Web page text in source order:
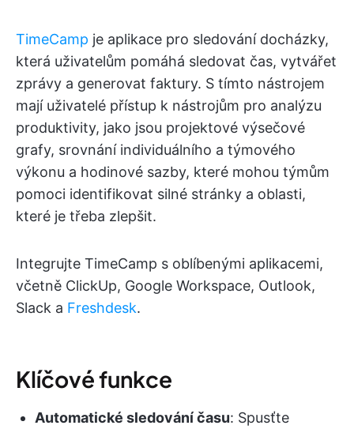
TimeCamp je aplikace pro sledování docházky,
která uživatelům pomáhá sledovat čas, vytvářet
zprávy a generovat faktury. S tímto nástrojem
mají uživatelé přístup k nástrojům pro analýzu
produktivity, jako jsou projektové výsečové
grafy, srovnání individuálního a týmového
výkonu a hodinové sazby, které mohou týmům
pomoci identifikovat silné stránky a oblasti,
které je třeba zlepšit.
Integrujte TimeCamp s oblíbenými aplikacemi,
včetně ClickUp, Google Workspace, Outlook,
Slack a Freshdesk.
Klíčové funkce
Automatické sledování času: Spusťte